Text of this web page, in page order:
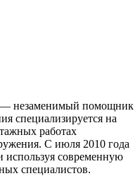
незаменимый помощник
специализируется на
работах
С июля 2010 года
используя современную
специалистов.